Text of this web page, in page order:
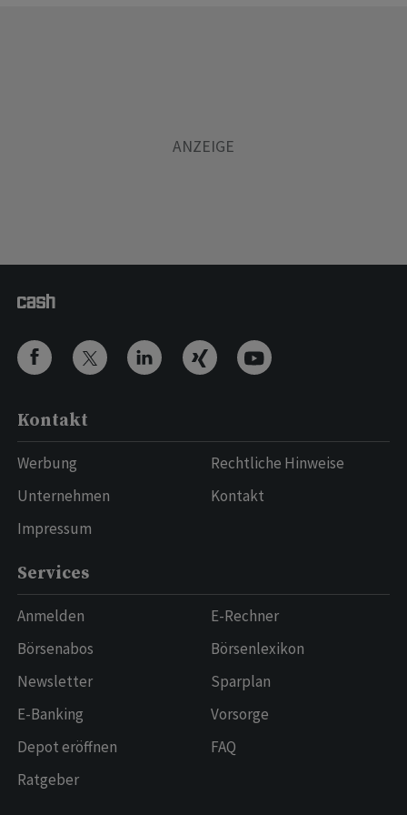
Kontakt
Werbung
Unternehmen
Impressum
Rechtliche Hinweise
Kontakt
Services
Anmelden
Börsenabos
Newsletter
E-Banking
Depot eröffnen
Ratgeber
E-Rechner
Börsenlexikon
Sparplan
Vorsorge
FAQ